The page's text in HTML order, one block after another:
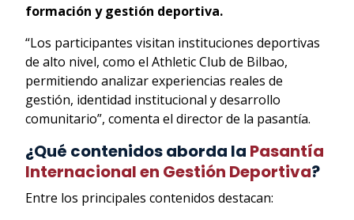
formación y gestión deportiva.
“Los participantes visitan instituciones deportivas
de alto nivel, como el Athletic Club de Bilbao,
permitiendo analizar experiencias reales de
gestión, identidad institucional y desarrollo
comunitario”, comenta el director de la pasantía.
¿Qué contenidos aborda la Pasantía
Internacional en Gestión Deportiva?
Entre los principales contenidos destacan: